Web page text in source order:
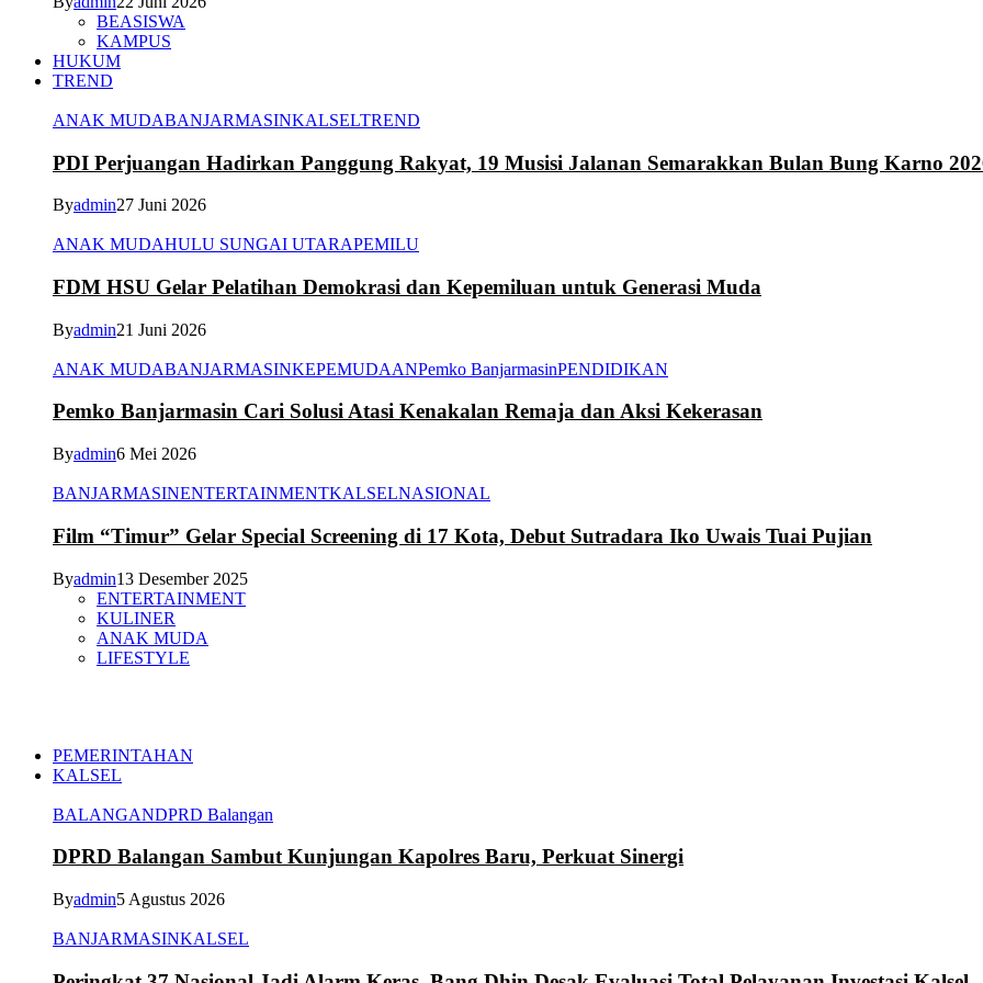
BEASISWA
KAMPUS
HUKUM
TREND
ANAK MUDABANJARMASINKALSELTREND
PDI Perjuangan Hadirkan Panggung Rakyat, 19 Musisi Jalanan Semarakkan Bulan Bung Karno
Byadmin27 Juni 2026
ANAK MUDAHULU SUNGAI UTARAPEMILU
FDM HSU Gelar Pelatihan Demokrasi dan Kepemiluan untuk Generasi Muda
Byadmin21 Juni 2026
ANAK MUDABANJARMASINKEPEMUDAANPemko BanjarmasinPENDIDIKAN
Pemko Banjarmasin Cari Solusi Atasi Kenakalan Remaja dan Aksi Kekerasan
Byadmin6 Mei 2026
BANJARMASINENTERTAINMENTKALSELNASIONAL
Film “Timur” Gelar Special Screening di 17 Kota, Debut Sutradara Iko Uwais Tuai Pujian
Byadmin13 Desember 2025
ENTERTAINMENT
KULINER
ANAK MUDA
LIFESTYLE
PEMERINTAHAN
KALSEL
BALANGANDPRD Balangan
DPRD Balangan Sambut Kunjungan Kapolres Baru, Perkuat Sinergi
Byadmin5 Agustus 2026
BANJARMASINKALSEL